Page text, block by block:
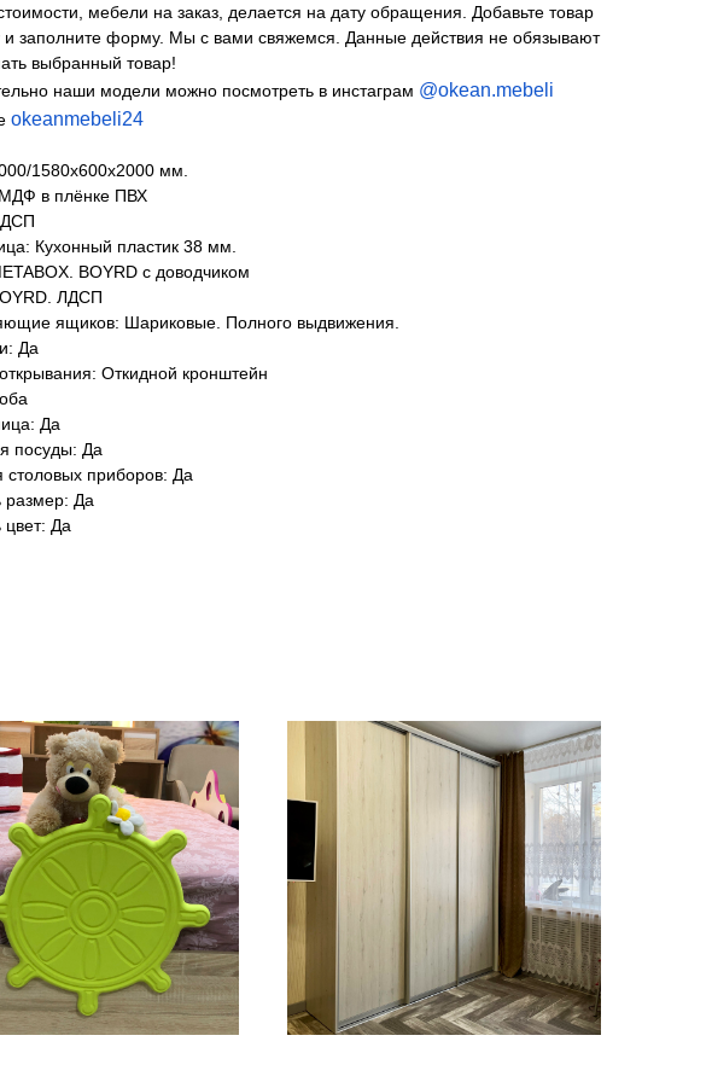
мебели на заказ, делается на дату обращения. Добавьте товар
и заполните форму. Мы с вами свяжемся. Данные действия не обязывают
выбранный товар!
наши модели можно посмотреть в инстаграм @okean.mebeli
okeanmebeli24
1580х600х2000 мм.
в плёнке ПВХ
Кухонный пластик 38 мм.
BOYRD с доводчиком
ЛДСП
ящиков: Шариковые. Полного выдвижения.
Да
Откидной кронштейн
Да
посуды: Да
столовых приборов: Да
размер: Да
цвет: Да